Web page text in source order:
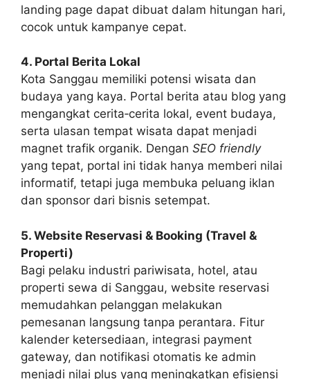
landing page dapat dibuat dalam hitungan hari,
cocok untuk kampanye cepat.
4. Portal Berita Lokal
Kota Sanggau memiliki potensi wisata dan
budaya yang kaya. Portal berita atau blog yang
mengangkat cerita‑cerita lokal, event budaya,
serta ulasan tempat wisata dapat menjadi
magnet trafik organik. Dengan SEO friendly
yang tepat, portal ini tidak hanya memberi nilai
informatif, tetapi juga membuka peluang iklan
dan sponsor dari bisnis setempat.
5. Website Reservasi & Booking (Travel &
Properti)
Bagi pelaku industri pariwisata, hotel, atau
properti sewa di Sanggau, website reservasi
memudahkan pelanggan melakukan
pemesanan langsung tanpa perantara. Fitur
kalender ketersediaan, integrasi payment
gateway, dan notifikasi otomatis ke admin
menjadi nilai plus yang meningkatkan efisiensi